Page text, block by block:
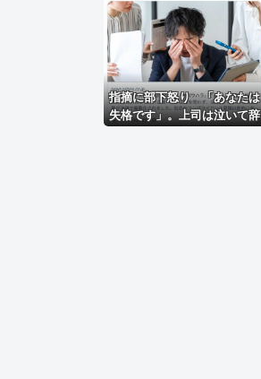
Powered by livedoor 相互RSS
指摘に部下怒り 「あなたは
失格です」。上司は泣いて辞